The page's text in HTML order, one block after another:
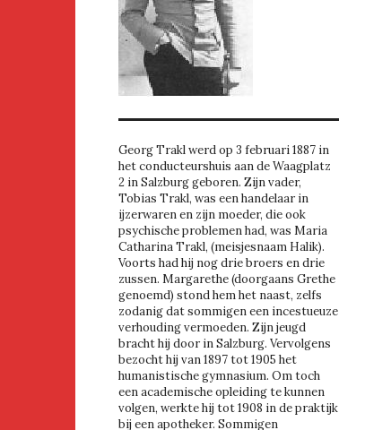
Georg Trakl werd op 3 februari 1887 in
het conducteurshuis aan de Waagplatz
2 in Salzburg geboren. Zijn vader,
Tobias Trakl, was een handelaar in
ijzerwaren en zijn moeder, die ook
psychische problemen had, was Maria
Catharina Trakl, (meisjesnaam Halik).
Voorts had hij nog drie broers en drie
zussen. Margarethe (doorgaans Grethe
genoemd) stond hem het naast, zelfs
zodanig dat sommigen een incestueuze
verhouding vermoeden. Zijn jeugd
bracht hij door in Salzburg. Vervolgens
bezocht hij van 1897 tot 1905 het
humanistische gymnasium. Om toch
een academische opleiding te kunnen
volgen, werkte hij tot 1908 in de praktijk
bij een apotheker. Sommigen